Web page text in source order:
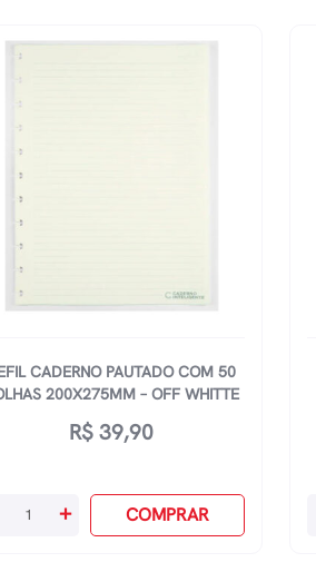
CADERNO PAUTADO COM 50
200X275MM – OFF WHITTE
R$ 39,90
+ COMPRAR